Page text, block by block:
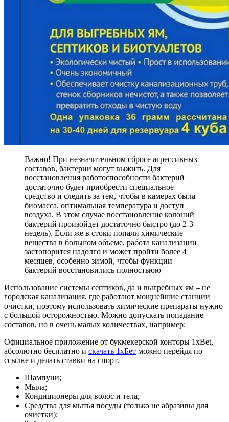
Важно! При незначительном сбросе агрессивных
составов, бактерии могут выжить. Для
восстановления работоспособности бактерий
достаточно будет приобрести специальное
средство и следить за тем, чтобы в камерах была
биомасса, оптимальная температура и доступ
воздуха. В этом случае восстановление колоний
бактерий произойдет достаточно быстро (до 2-3
недель). Если же в стоки попали химические
вещества в большом объеме, работа канализации
застопорится надолго и может пройти более 4
месяцев, особенно зимой, чтобы функции
бактерий восстановились полностьюю
Использование системы септиков, да и выгребных ям – не
городская канализация, где работают мощнейшие станции
очистки, поэтому использовать химические препараты нужно
с большой осторожностью. Можно допускать попадание
составов, но в очень малых количествах, например:
Официальное приложение от букмекерской конторы 1xBet,
абсолютно бесплатно и скачать 1хБет можно перейдя по
ссылке и делать ставки на спорт.
Шампуни;
Мыла;
Кондиционеры для волос и тела;
Средства для мытья посуды (только не абразивы для
очистки);